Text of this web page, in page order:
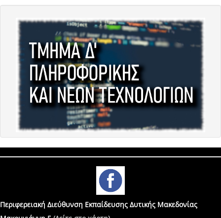
Περιφερειακή Διεύθυνση Εκπαίδευσης Δυτικής Μακεδονίας